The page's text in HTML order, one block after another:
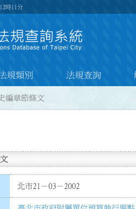
12時11分
規類別 法規查詢
編章節條文
北市21－03－2002